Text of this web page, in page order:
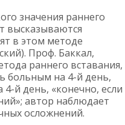
значения раннего
высказываются
в этом методе
Проф. Баккал,
раннего вставания,
больным на 4-й день,
й день, «конечно, если
автор наблюдает
осложнений.